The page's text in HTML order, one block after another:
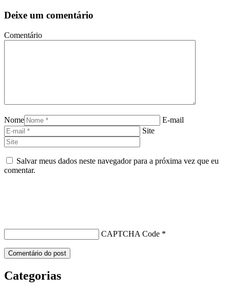
Deixe um comentário
Comentário
Nome
E-mail
Site
Salvar meus dados neste navegador para a próxima vez que eu
comentar.
CAPTCHA Code *
Categorias